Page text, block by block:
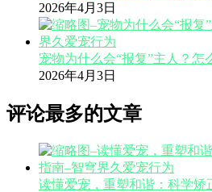
2026年4月3日
宠物为什么会“报复”主人？怎
2026年4月3日
评论最多的文章
读懂爱宠，重塑和谐：科学矫